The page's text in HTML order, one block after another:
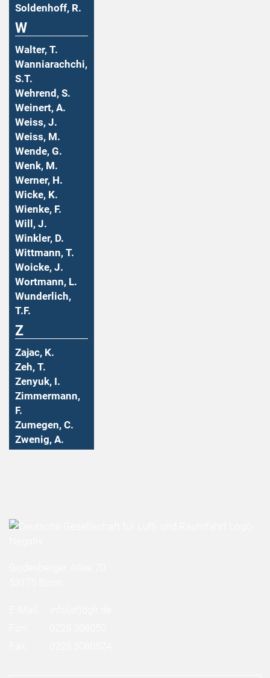
Soldenhoff, R.
W
Walter, T.
Wanniarachchi,
S.T.
Wehrend, S.
Weinert, A.
Weiss, J.
Weiss, M.
Wende, G.
Wenk, M.
Werner, H.
Wicke, K.
Wienke, F.
Will, J.
Winkler, D.
Wittmann, T.
Woicke, J.
Wortmann, L.
Wunderlich,
T.F.
Z
Zajac, K.
Zeh, T.
Zenyuk, I.
Zimmermann,
F.
Zumegen, C.
Zwenig, A.